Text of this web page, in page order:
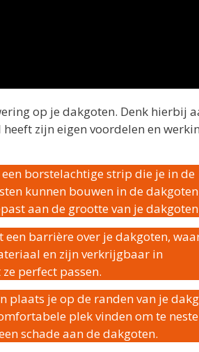
op je dakgoten. Denk hierbij
zijn eigen voordelen en
borstelachtige strip die je in de
kunnen bouwen in de
aan de grootte van je
een barrière over je dakgoten,
en zijn verkrijgbaar in
perfect passen.
plaats je op de randen van je
plek vinden om te
schade aan de dakgoten.